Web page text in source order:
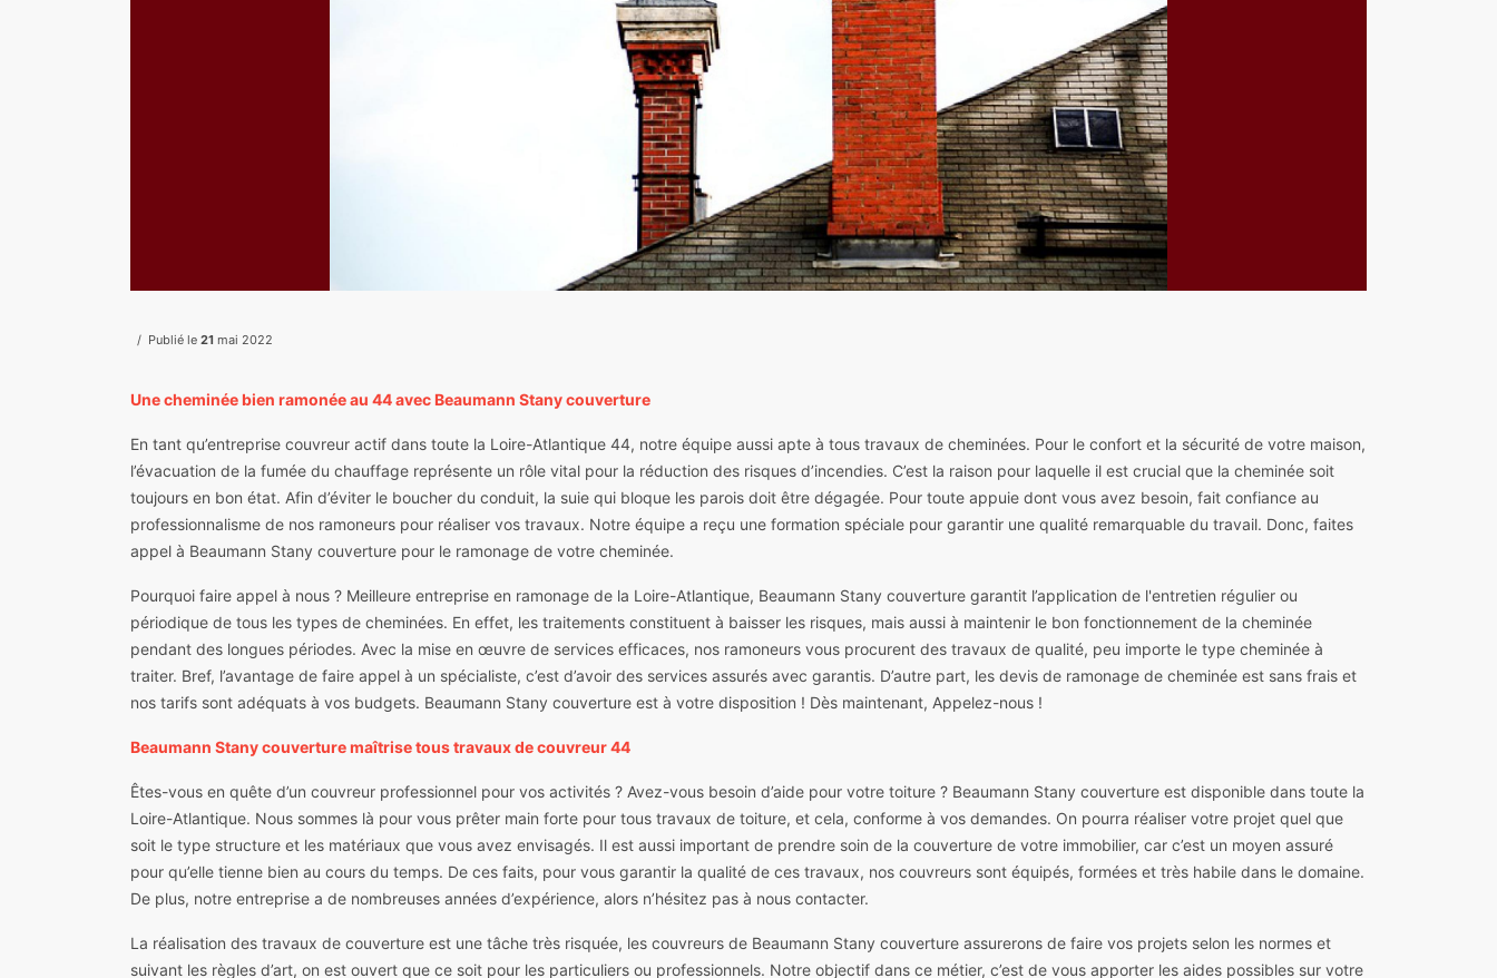
Publié le 21 mai 2022
Une cheminée bien ramonée au 44 avec Beaumann Stany couverture
En tant qu’entreprise couvreur actif dans toute la Loire-Atlantique 44, notre équipe aussi apte à tous travaux de cheminées. Pour le confort et la sécurité de votre maison,
l’évacuation de la fumée du chauffage représente un rôle vital pour la réduction des risques d’incendies. C’est la raison pour laquelle il est crucial que la cheminée soit
toujours en bon état. Afin d’éviter le boucher du conduit, la suie qui bloque les parois doit être dégagée. Pour toute appuie dont vous avez besoin, fait confiance au
professionnalisme de nos ramoneurs pour réaliser vos travaux. Notre équipe a reçu une formation spéciale pour garantir une qualité remarquable du travail. Donc, faites
appel à Beaumann Stany couverture pour le ramonage de votre cheminée.
Pourquoi faire appel à nous ? Meilleure entreprise en ramonage de la Loire-Atlantique, Beaumann Stany couverture garantit l’application de l'entretien régulier ou
périodique de tous les types de cheminées. En effet, les traitements constituent à baisser les risques, mais aussi à maintenir le bon fonctionnement de la cheminée
pendant des longues périodes. Avec la mise en œuvre de services efficaces, nos ramoneurs vous procurent des travaux de qualité, peu importe le type cheminée à
traiter. Bref, l’avantage de faire appel à un spécialiste, c’est d’avoir des services assurés avec garantis. D’autre part, les devis de ramonage de cheminée est sans frais et
nos tarifs sont adéquats à vos budgets. Beaumann Stany couverture est à votre disposition ! Dès maintenant, Appelez-nous !
Beaumann Stany couverture maîtrise tous travaux de couvreur 44
Êtes-vous en quête d’un couvreur professionnel pour vos activités ? Avez-vous besoin d’aide pour votre toiture ? Beaumann Stany couverture est disponible dans toute la
Loire-Atlantique. Nous sommes là pour vous prêter main forte pour tous travaux de toiture, et cela, conforme à vos demandes. On pourra réaliser votre projet quel que
soit le type structure et les matériaux que vous avez envisagés. Il est aussi important de prendre soin de la couverture de votre immobilier, car c’est un moyen assuré
pour qu’elle tienne bien au cours du temps. De ces faits, pour vous garantir la qualité de ces travaux, nos couvreurs sont équipés, formées et très habile dans le domaine.
De plus, notre entreprise a de nombreuses années d’expérience, alors n’hésitez pas à nous contacter.
La réalisation des travaux de couverture est une tâche très risquée, les couvreurs de Beaumann Stany couverture assurerons de faire vos projets selon les normes et
suivant les règles d’art, on est ouvert que ce soit pour les particuliers ou professionnels. Notre objectif dans ce métier, c’est de vous apporter les aides possibles sur votre